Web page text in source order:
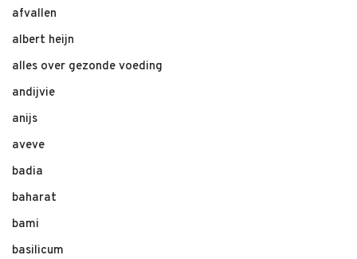
afvallen
albert heijn
alles over gezonde voeding
andijvie
anijs
aveve
badia
baharat
bami
basilicum